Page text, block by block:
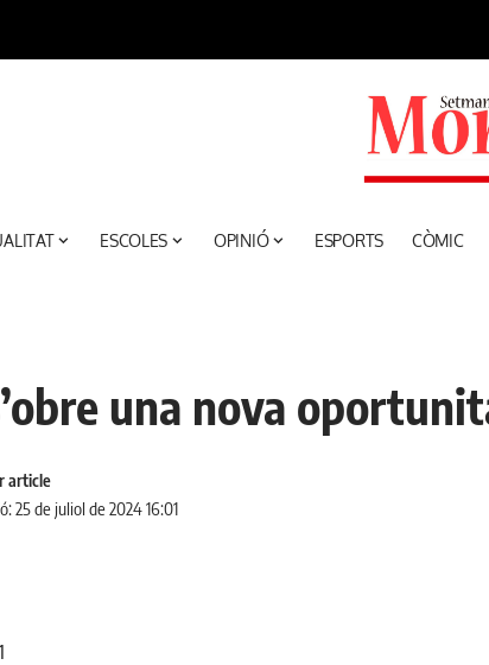
ESCOLES OPINIÓ ESPORTS CÒMIC
una nova
25 de juliol de 2024 16:01